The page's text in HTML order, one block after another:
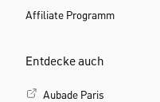
Affiliate Programm
Entdecke auch
Aubade Paris